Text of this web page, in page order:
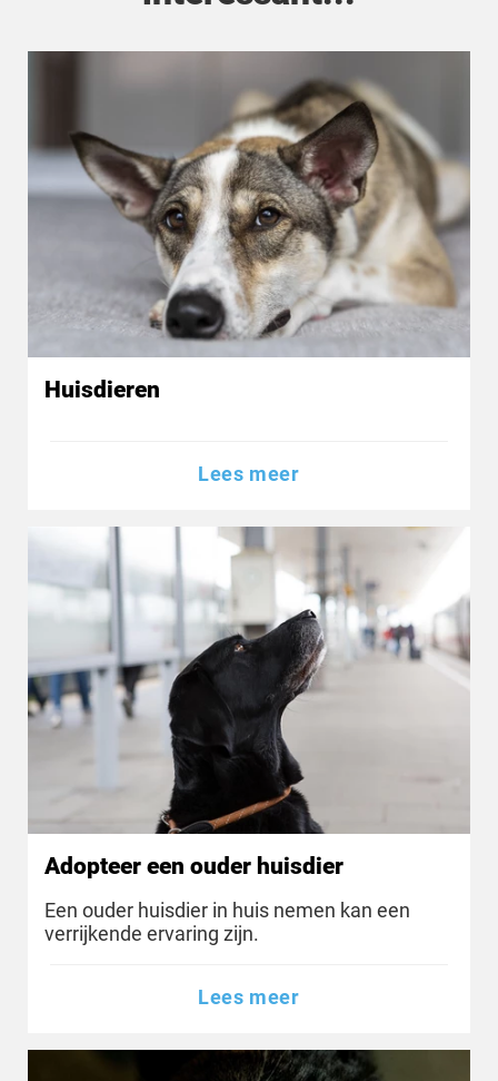
Huisdieren
Lees meer
Adopteer een ouder huisdier
Een ouder huisdier in huis nemen kan een
verrijkende ervaring zijn.
Lees meer